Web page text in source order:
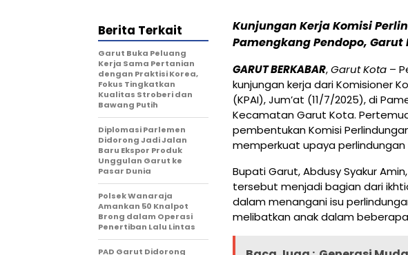
Kunjungan Kerja Komisi
Pamengkang Pendopo, Garut
GARUT BERKABAR,Garut Kota –
kunjungan kerja dari Komisioner
(KPAI), Jum’at (11/7/2025), di
Kecamatan Garut Kota.
pembentukan Komisi
memperkuat upaya perlindungan
Bupati Garut, Abdusy Syakur
tersebut menjadi bagian dari
dalam menangani isu
melibatkan anak dalam
Berita Terkait
Garut Buka Peluang
Kerja Sama Pertanian
dengan Praktisi Korea,
Fokus Tingkatkan
Kualitas Stroberi dan
Bawang Putih
Diplomasi Parlemen
Didorong Jadi Jalan
Baru Ekspor Produk
Unggulan Garut ke
Pasar Dunia
Polsek Wanaraja
Amankan 50 Knalpot
Brong dalam Operasi
Penertiban Lalu Lintas
PAD Garut Didorong